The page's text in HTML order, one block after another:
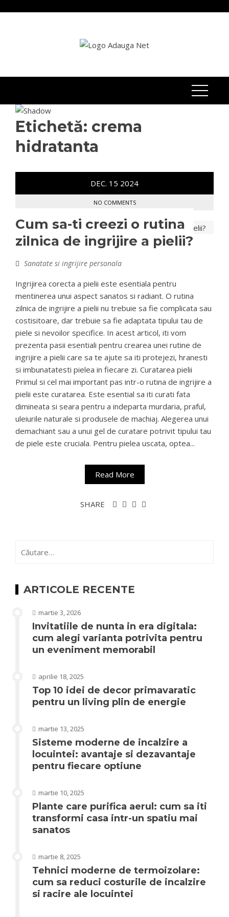
Etichetă: crema
hidratanta
DEC. 15 2024
NO COMMENTS
Cum sa-ti creezi o rutina
zilnica de ingrijire a pielii?
Sanatate si ingrijire personala
Ingrijirea corecta a pielii este esentiala pentru
mentinerea unui aspect sanatos si radiant. O rutina
zilnica de ingrijire a pielii nu trebuie sa fie complicata sau
costisitoare, dar trebuie sa fie adaptata tipului tau de
piele si nevoilor specifice. In acest articol, iti vom
prezenta pasii esentiali pentru crearea unei rutine de
ingrijire a pielii care sa te ajute sa iti protejezi, hranesti
si imbunatatesti pielea in fiecare zi. Curatarea pielii
Primul si cel mai important pas intr-o rutina de ingrijire a
pielii este curatarea. Este esential sa iti curati fata
dimineata si seara pentru a indeparta murdaria, praful,
uleiurile naturale si produsele de machiaj. Alegerea unui
demachiant sau a unui gel de curatare potrivit tipului tau
de piele este cruciala. Pentru pielea uscata, optea...
Read More
SHARE
după:
ARTICOLE RECENTE
martie 3, 2026
Invitatiile de nunta in era digitala:
cum alegi varianta potrivita pentru
un eveniment memorabil
aprilie 18, 2025
Top 10 idei de decor primavaratic
pentru un living plin de energie
martie 13, 2025
Sisteme moderne de incalzire a
locuintei: avantaje si dezavantaje
pentru fiecare optiune
martie 10, 2025
Plante care purifica aerul: cum sa iti
transformi casa intr-un spatiu mai
sanatos
martie 8, 2025
Tehnici moderne de termoizolare:
cum sa reduci costurile de incalzire
si racire ale locuintei